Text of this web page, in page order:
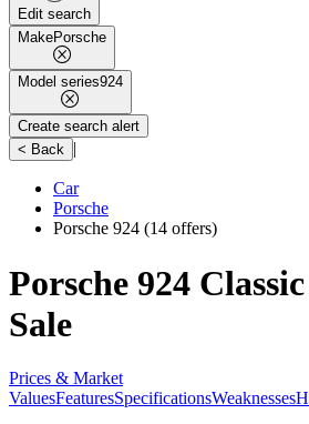
Edit search
MakePorsche
Model series924
Create search alert
< Back |
Car
Porsche
Porsche 924 (14 offers)
Porsche 924
Sale
Prices & Market
ValuesFeaturesSpecificationsWeaknesses